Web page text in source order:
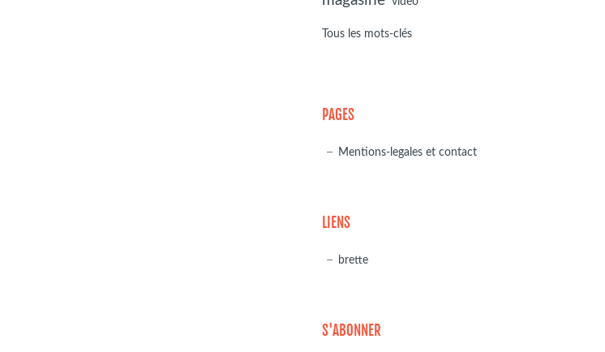
Tous les mots-clés
PAGES
Mentions-legales et contact
LIENS
brette
S'ABONNER